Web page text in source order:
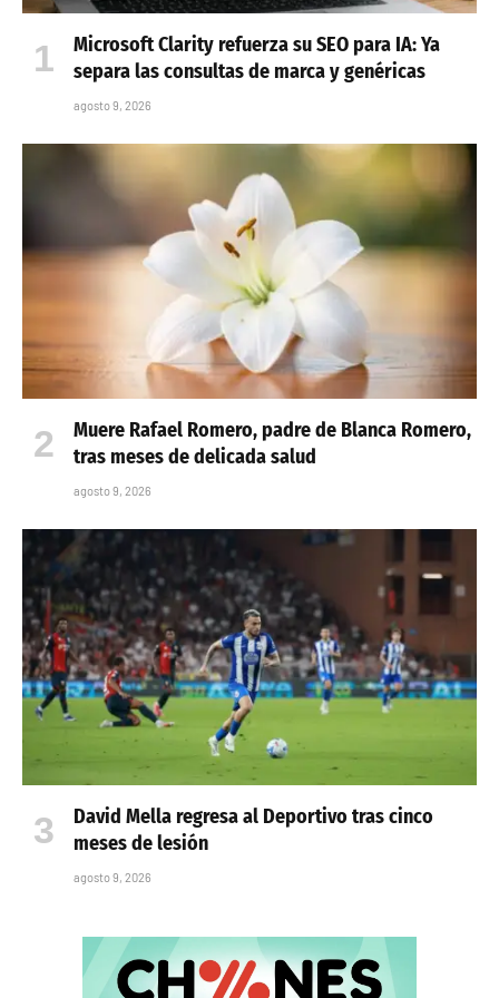
Microsoft Clarity refuerza su SEO para IA: Ya
separa las consultas de marca y genéricas
agosto 9, 2026
Muere Rafael Romero, padre de Blanca Romero,
tras meses de delicada salud
agosto 9, 2026
David Mella regresa al Deportivo tras cinco
meses de lesión
agosto 9, 2026